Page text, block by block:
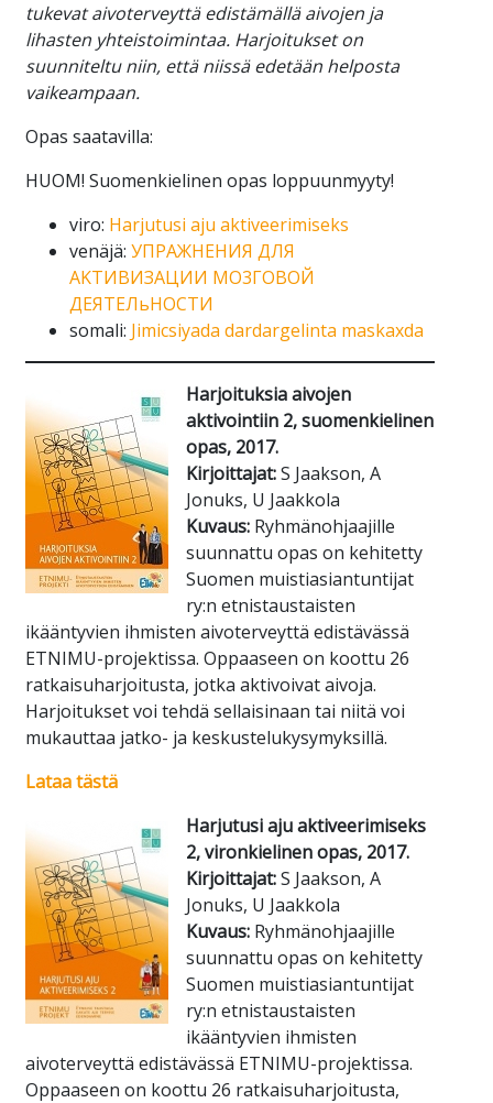
tukevat aivoterveyttä edistämällä aivojen ja
lihasten yhteistoimintaa. Harjoitukset on
suunniteltu niin, että niissä edetään helposta
vaikeampaan.
Opas saatavilla:
HUOM! Suomenkielinen opas loppuunmyyty!
viro: Harjutusi aju aktiveerimiseks
venäjä: УПРAЖHEHИЯ ДЛЯ
AKTИBИЗAЦИИ MO3ГOBOЙ
ДEЯTEЛьHOCTИ
somali: Jimicsiyada dardargelinta maskaxda
Harjoituksia aivojen
aktivointiin 2, suomenkielinen
opas, 2017.
Kirjoittajat:S Jaakson, A
Jonuks, U Jaakkola
Kuvaus: Ryhmänohjaajille
suunnattu opas on kehitetty
Suomen muistiasiantuntijat
ry:n etnistaustaisten
ikääntyvien ihmisten aivoterveyttä edistävässä
ETNIMU-projektissa. Oppaaseen on koottu 26
ratkaisuharjoitusta, jotka aktivoivat aivoja.
Harjoitukset voi tehdä sellaisinaan tai niitä voi
mukauttaa jatko- ja keskustelukysymyksillä.
Lataa tästä
Harjutusi aju aktiveerimiseks
2, vironkielinen opas, 2017.
Kirjoittajat:S Jaakson, A
Jonuks, U Jaakkola
Kuvaus: Ryhmänohjaajille
suunnattu opas on kehitetty
Suomen muistiasiantuntijat
ry:n etnistaustaisten
ikääntyvien ihmisten
aivoterveyttä edistävässä ETNIMU-projektissa.
Oppaaseen on koottu 26 ratkaisuharjoitusta,